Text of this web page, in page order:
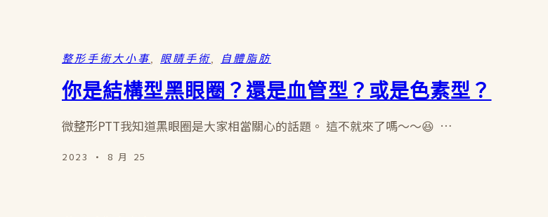
整形手術大小事 眼睛手術 自體脂肪
你是結構型黑眼圈？還是血管型？或是色素型？
微整形PTT我知道黑眼圈是大家相當關心的話題。 這不就來了嗎～～😆 …
2023 · 8 月 25